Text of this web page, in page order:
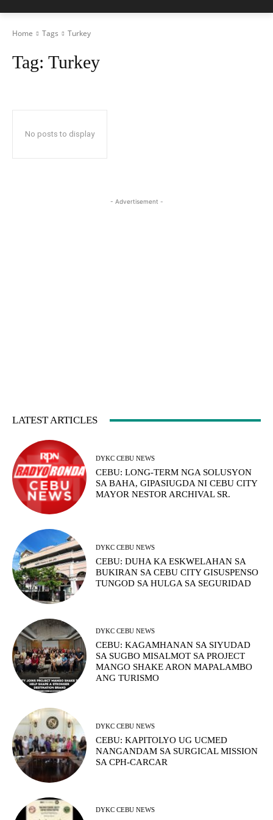
Home Tags Turkey
Tag: Turkey
No posts to display
- Advertisement -
LATEST ARTICLES
DYKC CEBU NEWS
CEBU: LONG-TERM NGA SOLUSYON
SA BAHA, GIPASIUGDA NI CEBU CITY
MAYOR NESTOR ARCHIVAL SR.
DYKC CEBU NEWS
CEBU: DUHA KA ESKWELAHAN SA
BUKIRAN SA CEBU CITY GISUSPENSO
TUNGOD SA HULGA SA SEGURIDAD
DYKC CEBU NEWS
CEBU: KAGAMHANAN SA SIYUDAD
SA SUGBO MISALMOT SA PROJECT
MANGO SHAKE ARON MAPALAMBO
ANG TURISMO
DYKC CEBU NEWS
CEBU: KAPITOLYO UG UCMED
NANGANDAM SA SURGICAL MISSION
SA CPH-CARCAR
DYKC CEBU NEWS